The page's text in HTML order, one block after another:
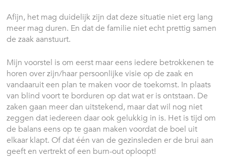
Afijn, het mag duidelijk zijn dat deze situatie niet erg lang
meer mag duren. En dat de familie niet echt prettig samen
de zaak aanstuurt.
Mijn voorstel is om eerst maar eens iedere betrokkenen te
horen over zijn/haar persoonlijke visie op de zaak en
vandaaruit een plan te maken voor de toekomst. In plaats
van blind voort te borduren op dat wat er is ontstaan. De
zaken gaan meer dan uitstekend, maar dat wil nog niet
zeggen dat iedereen daar ook gelukkig in is. Het is tijd om
de balans eens op te gaan maken voordat de boel uit
elkaar klapt. Of dat één van de gezinsleden er de brui aan
geeft en vertrekt of een burn-out oploopt!